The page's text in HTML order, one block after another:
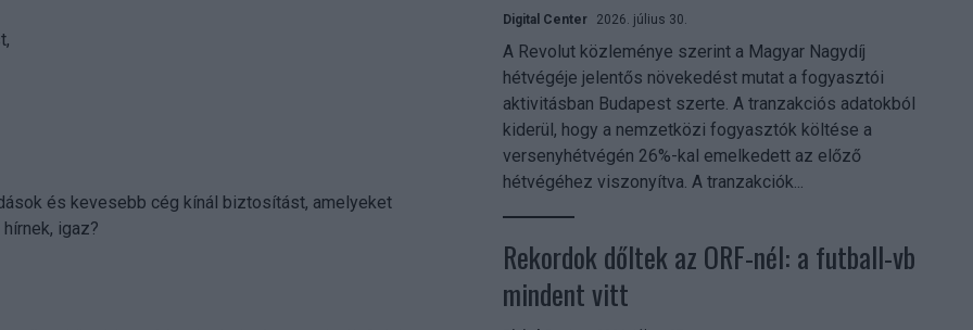
és kevesebb cég kínál biztosítást, amelyeket
igaz?
Digital Center 2026. július 30.
A Revolut közleménye szerint a Magyar Nagydíj
hétvégéje jelentős növekedést mutat a fogyasztói
aktivitásban Budapest szerte. A tranzakciós adatokból
kiderül, hogy a nemzetközi fogyasztók költése a
versenyhétvégén 26%-kal emelkedett az előző
hétvégéhez viszonyítva. A tranzakciók...
Rekordok dőltek az ORF-nél: a futball-vb
mindent vitt